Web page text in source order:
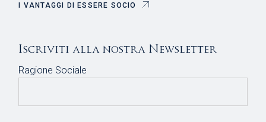
I VANTAGGI DI ESSERE SOCIO
Iscriviti alla nostra Newsletter
Ragione Sociale